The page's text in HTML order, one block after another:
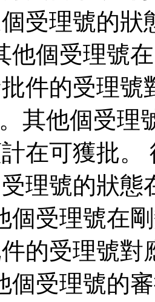
受理號的狀
他個受理號
件的受理號
其他個受理
在可獲批。
理號的狀態
個受理號在
的受理號對
個受理號的